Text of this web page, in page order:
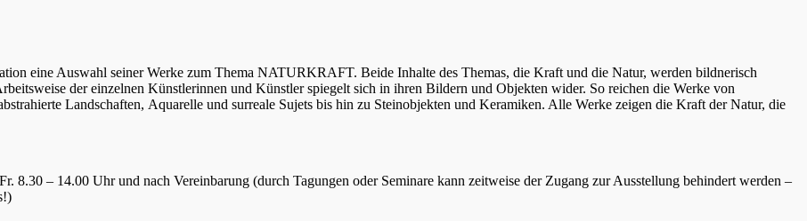
eine Auswahl seiner Werke zum Thema NATURKRAFT. Beide Inhalte des Themas, die Kraft und die Natur, werden bildnerisch
der einzelnen Künstlerinnen und Künstler spiegelt sich in ihren Bildern und Objekten wider. So reichen die Werke von
Landschaften, Aquarelle und surreale Sujets bis hin zu Steinobjekten und Keramiken. Alle Werke zeigen die Kraft der Natur, die
8.30 – 14.00 Uhr und nach Vereinbarung (durch Tagungen oder Seminare kann zeitweise der Zugang zur Ausstellung behindert werden –